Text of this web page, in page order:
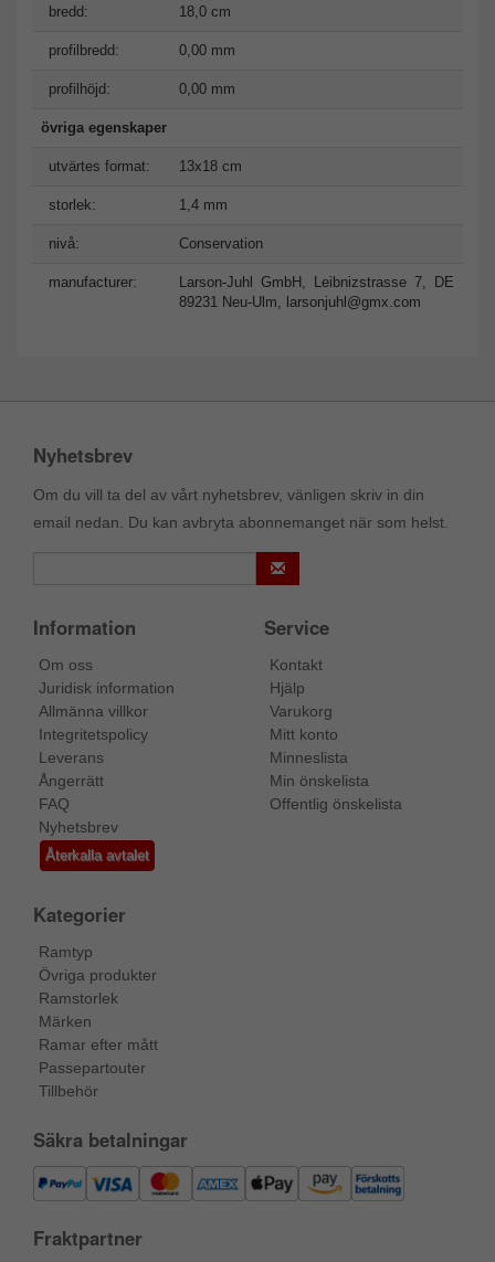
bredd: 18,0 cm
profilbredd: 0,00 mm
profilhöjd: 0,00 mm
övriga egenskaper
utvärtes format: 13x18 cm
storlek: 1,4 mm
nivå: Conservation
manufacturer:
Larson-Juhl GmbH, Leibnizstrasse 7, DE
89231 Neu-Ulm, larsonjuhl@gmx.com
Nyhetsbrev
Om du vill ta del av vårt nyhetsbrev, vänligen skriv in din
email nedan. Du kan avbryta abonnemanget när som helst.
Information
Om oss
Juridisk information
Allmänna villkor
Integritetspolicy
Leverans
Ångerrätt
FAQ
Nyhetsbrev
Återkalla avtalet
Service
Kontakt
Hjälp
Varukorg
Mitt konto
Minneslista
Min önskelista
Offentlig önskelista
Kategorier
Ramtyp
Övriga produkter
Ramstorlek
Märken
Ramar efter mått
Passepartouter
Tillbehör
Säkra betalningar
Fraktpartner